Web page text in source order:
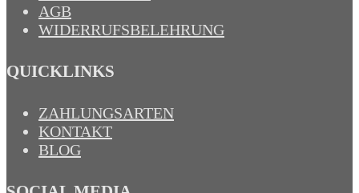
AGB
WIDERRUFSBELEHRUNG
QUICKLINKS
ZAHLUNGSARTEN
KONTAKT
BLOG